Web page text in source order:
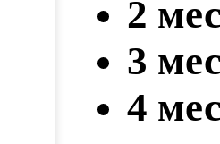
2
3
4